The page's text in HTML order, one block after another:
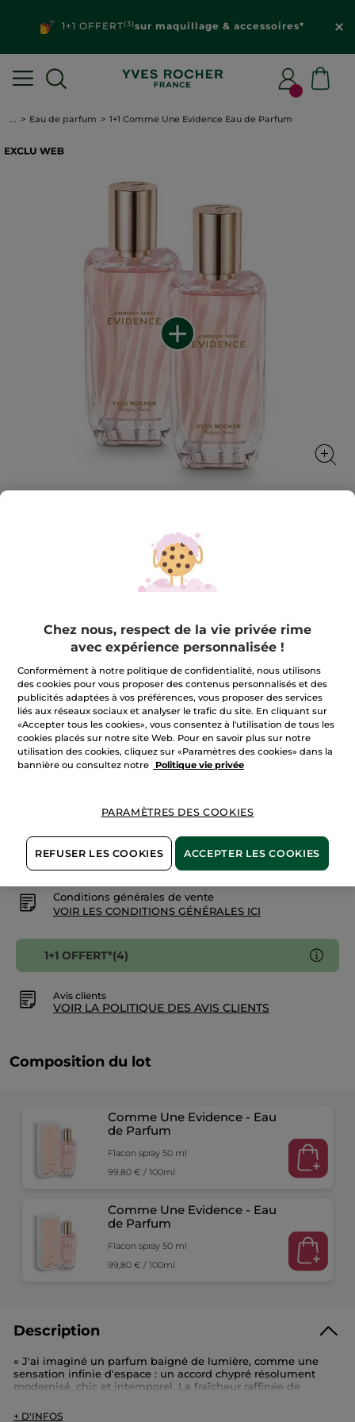
1+1 OFFERT(3)sur maquillage & accessoires*
... Eau de parfum 1+1 Comme Une Evidence Eau de Parfum
1+1 Comme Une Evidence Eau de
Parfum
L’opulence et la féminité de la Rose Damascena
5.0 ★★★★★
★★★★★
5
5
étoiles.
Lire
les
avis
1+1
Comme
Une
Evidence
Eau
(1) AJOUTER UN AVIS
49,90 € 99,80 €
Quantité
AJOUTER AU PANIER
Livraison à partir du12/08
Paiement sécurisé
Satisfait ou remboursé
Conditions générales de vente
VOIR LES CONDITIONS GÉNÉRALES ICI
1+1 OFFERT*(4)
Avis clients
VOIR LA POLITIQUE DES AVIS CLIENTS
Composition du lot
Comme Une Evidence - Eau
de Parfum
Flacon spray 50 ml
99,80 € / 100ml
Comme Une Evidence - Eau
de Parfum
Flacon spray 50 ml
99,80 € / 100ml
Description
« J'ai imaginé un parfum baigné de lumière, comme une
sensation infinie d'espace : un accord chypré résolument
modernisé, chic et intemporel. La fraîcheur raffinée de
féminin de l'absolu de Rose Damascena. L'ombre apaisante
+ D'INFOS
Chez nous, respect de la vie privée rime
avec expérience personnalisée !
Conformément à notre politique de confidentialité, nous utilisons
des cookies pour vous proposer des contenus personnalisés et des
publicités adaptées à vos préférences, vous proposer des services
liés aux réseaux sociaux et analyser le trafic du site. En cliquant sur
«Accepter tous les cookies», vous consentez à l'utilisation de tous les
cookies placés sur notre site Web. Pour en savoir plus sur notre
utilisation des cookies, cliquez sur «Paramètres des cookies» dans la
bannière ou consultez notre
Politique vie privée
PARAMÈTRES DES COOKIES
REFUSER LES COOKIES ACCEPTER LES COOKIES